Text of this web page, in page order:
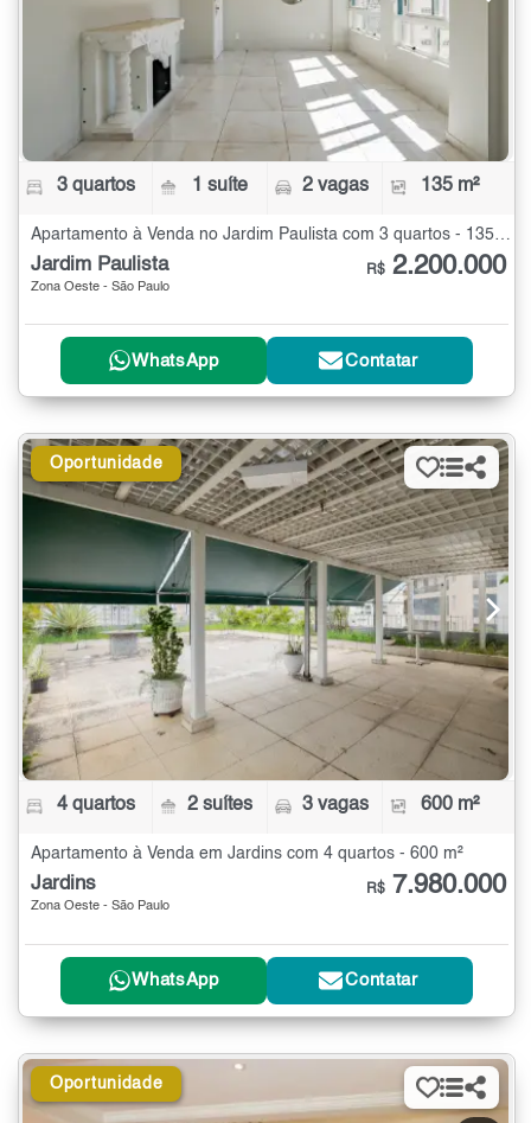
3 quartos 1 suíte 2 vagas 135 m²
Apartamento à Venda no Jardim Paulista com 3 quartos - 135 m²
Jardim Paulista
Zona Oeste - São Paulo
R$ 2.200.000
WhatsApp Contatar
Oportunidade
4 quartos 2 suítes 3 vagas 600 m²
Apartamento à Venda em Jardins com 4 quartos - 600 m²
Jardins
Zona Oeste - São Paulo
R$ 7.980.000
WhatsApp Contatar
Oportunidade